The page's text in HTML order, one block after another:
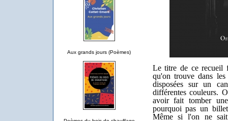
Aux grands jours (Poèmes)
Le titre de ce recueil
qu'on trouve dans
disposées sur un
différentes couleurs.
avoir fait tomber
pourquoi pas un
Même si l'on ne